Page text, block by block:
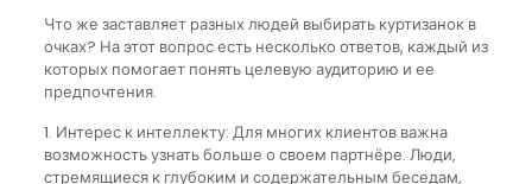
Что же заставляет разных людей выбирать куртизанок в
очках? На этот вопрос есть несколько ответов, каждый из
которых помогает понять целевую аудиторию и ее
предпочтения.
1. Интерес к интеллекту: Для многих клиентов важна
возможность узнать больше о своем партнёре. Люди,
стремящиеся к глубоким и содержательным беседам,